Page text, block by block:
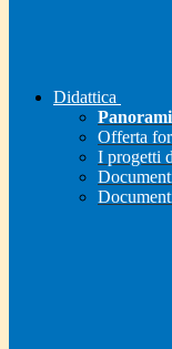
Didattica
Offerta
I progetti